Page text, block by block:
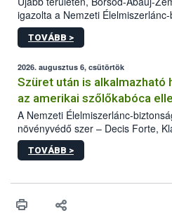
igazolta a Nemzeti
kőrisrontó karcsúdíszbogár
kártevőt nem csak színcsapdában
az intenzív felderítést, emellett az
hatósággal is összehangolják a
TOVÁBB >
2026. augusztus 6, csütörtök
Szüret után is alkalmazható
az amerikai szőlőkabóca
A Nemzeti Élelmiszerlánc-
növényvédő szer – Decis Forte,
engedélyokiratát módosította, így
egészen a vesszőérettség (BBCH
érésű szőlőkben is legyen
felhasználók számára is elérhető
TOVÁBB >